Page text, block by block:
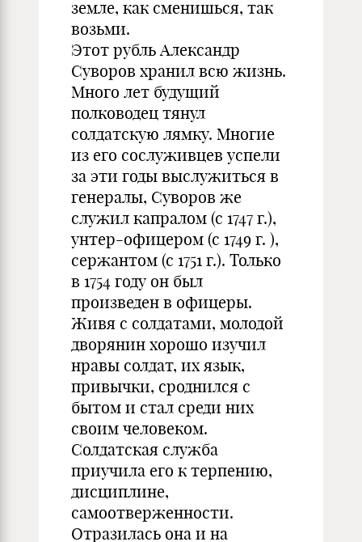
земле, как сменишься, так
возьми.
Этот рубль Александр
Суворов хранил всю жизнь.
Много лет будущий
полководец тянул
солдатскую лямку. Многие
из его сослуживцев успели
за эти годы выслужиться в
генералы, Суворов же
служил капралом (с 1747 г.),
унтер-офицером (с 1749 г. ),
сержантом (с 1751 г.). Только
в 1754 году он был
произведен в офицеры.
Живя с солдатами, молодой
дворянин хорошо изучил
нравы солдат, их язык,
привычки, сроднился с
бытом и стал среди них
своим человеком.
Солдатская служба
приучила его к терпению,
дисциплине,
самоотверженности.
Отразилась она и на